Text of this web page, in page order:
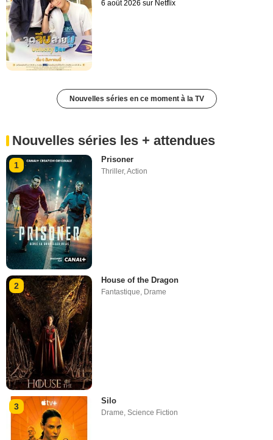
6 août 2026 sur Netflix
Nouvelles séries en ce moment à la TV
Nouvelles séries les + attendues
1
Prisoner
Thriller,Action
2
House of the Dragon
Fantastique, Drame
3
Silo
Drame,Science Fiction